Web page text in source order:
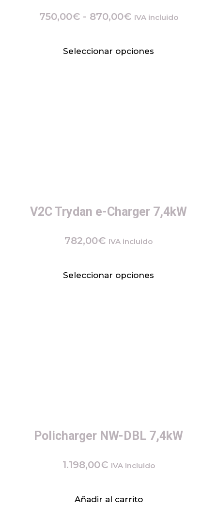
750,00€ - 870,00€ IVA incluido
Seleccionar opciones
V2C Trydan e-Charger 7,4kW
782,00€ IVA incluido
Seleccionar opciones
Policharger NW-DBL 7,4kW
1.198,00€ IVA incluido
Añadir al carrito